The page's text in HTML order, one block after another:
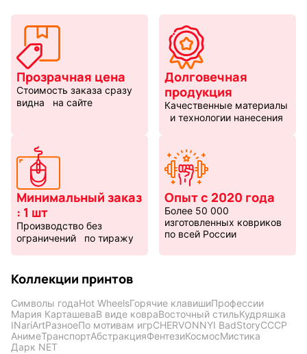
Прозрачная цена
Стоимость заказа сразу
видна на сайте
Долговечная
продукция
Качественные материалы
и технологии нанесения
Минимальный заказ
: 1 шт
Производство без
ограничений по тиражу
Опыт с 2020 года
Более 50 000
изготовленных ковриков
по всей России
Коллекции принтов
Символы годаHot WheelsГорячие клавишиПрофессии
Мария КарташеваВ виде ковраВосточный стильКудряшка
INariArtРазноеПо мотивам игрCHERVONNYI BadStoryСССР
АнимеТранспортАбстракцияФентезиКосмосМистика
Дарк NET